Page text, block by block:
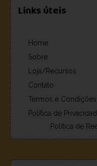
Links úteis
Home
Sobre
Loja/Recursos
Contato
Termos e
Política de
Política de